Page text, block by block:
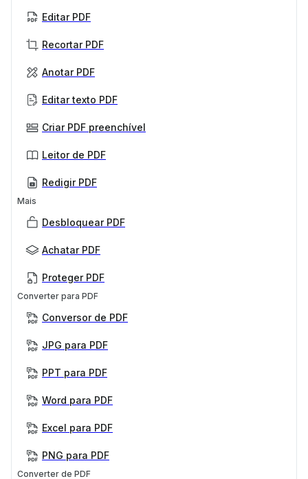
Editar PDF
Recortar PDF
Anotar PDF
Editar texto PDF
Criar PDF preenchível
Leitor de PDF
Redigir PDF
Mais
Desbloquear PDF
Achatar PDF
Proteger PDF
Converter para PDF
Conversor de PDF
JPG para PDF
PPT para PDF
Word para PDF
Excel para PDF
PNG para PDF
Converter de PDF